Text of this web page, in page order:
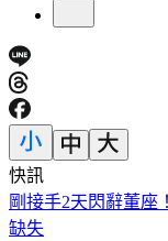
快訊
英特爾別想搶訂單
首頁